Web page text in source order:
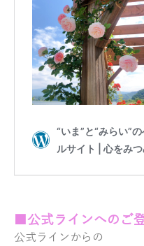
公式ラ インへのご
公式ラインからの